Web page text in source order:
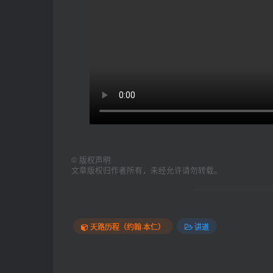
© 版权声明
文章版权归作者所有，未经允许请勿转载。
天路历程（约翰·本仁） 讲道